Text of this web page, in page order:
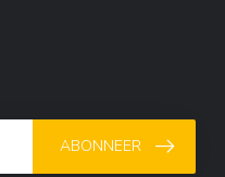
ABONNEER